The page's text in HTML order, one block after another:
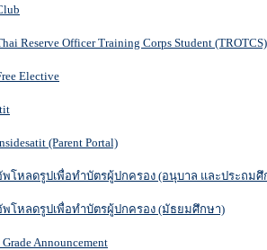
Reserve Officer Training Corps Student (TROTCS)
Elective
(Parent Portal)
พโหลดรูปเพื่อทำบัตรผู้ปกครอง (อนุบาล และประถมศึ
พโหลดรูปเพื่อทำบัตรผู้ปกครอง (มัธยมศึกษา)
Announcement